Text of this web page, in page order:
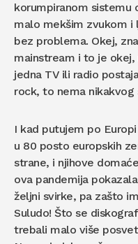
korumpiranom sistemu
malo mekšim zvukom
bez problema. Okej,
mainstream i to je
jedna TV ili radio
rock, to nema nikakvog
I kad putujem po
u 80 posto europskih
strane, i njihove
ova pandemija
željni svirke, pa zašto
Suludo! Što se
trebali malo više